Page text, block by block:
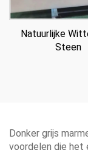
Natuurlijke
Steen
Donker grijs
voordelen die het